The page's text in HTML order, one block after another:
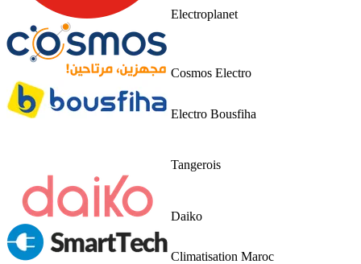
Electroplanet
Cosmos Electro
Electro Bousfiha
Tangerois
Daiko
Climatisation Maroc